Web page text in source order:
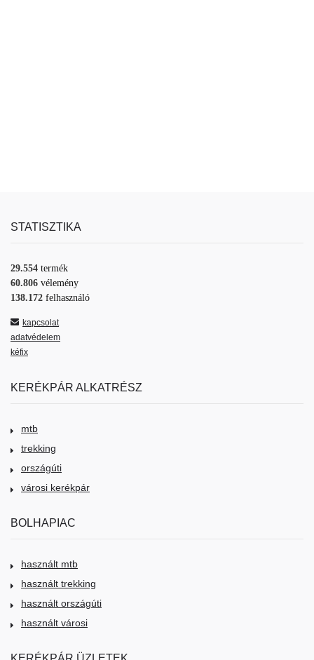
STATISZTIKA
29.554 termék
60.806 vélemény
138.172 felhasználó
kapcsolat
adatvédelem
kéfix
KERÉKPÁR ALKATRÉSZ
mtb
trekking
országúti
városi kerékpár
BOLHAPIAC
használt mtb
használt trekking
használt országúti
használt városi